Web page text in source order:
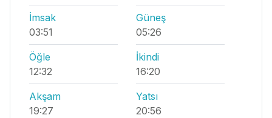
İmsak
03:51
Güneş
05:26
Öğle
12:32
İkindi
16:20
Akşam
19:27
Yatsı
20:56